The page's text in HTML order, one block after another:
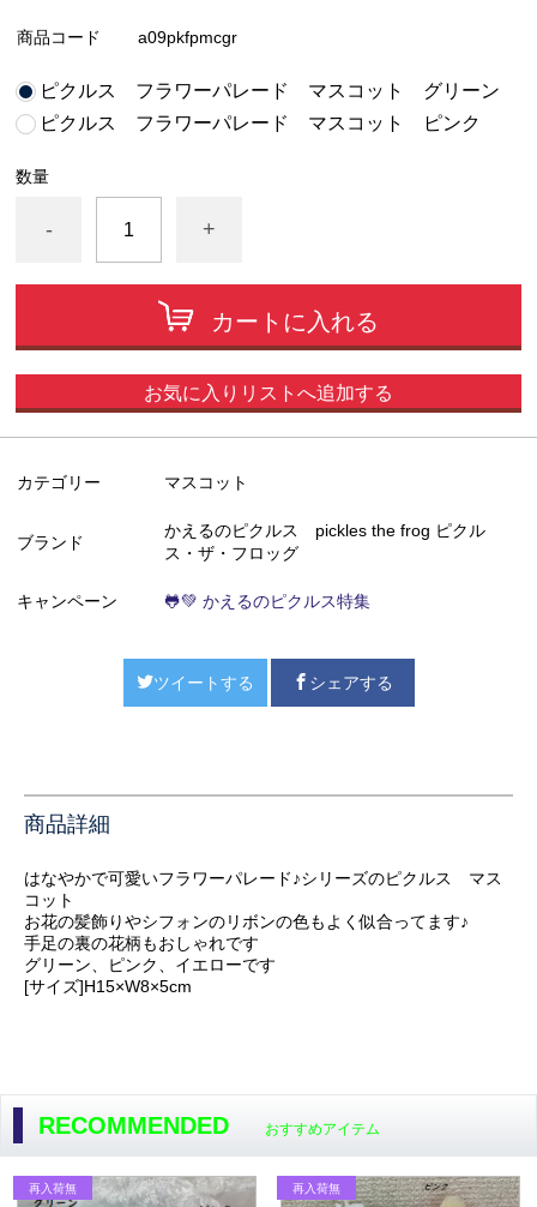
商品コード a09pkfpmcgr
ピクルス フラワーパレード マスコット グリーン
ピクルス フラワーパレード マスコット ピンク
数量
- +
カートに入れる
お気に入りリストへ追加する
カテゴリー マスコット
ブランド
かえるのピクルス pickles the frog ピクル
ス・ザ・フロッグ
キャンペーン 🐸💚 かえるのピクルス特集
ツイートする シェアする
商品詳細
はなやかで可愛いフラワーパレード♪シリーズのピクルス マス
コット
お花の髪飾りやシフォンのリボンの色もよく似合ってます♪
手足の裏の花柄もおしゃれです
グリーン、ピンク、イエローです
[サイズ]H15×W8×5cm
RECOMMENDED おすすめアイテム